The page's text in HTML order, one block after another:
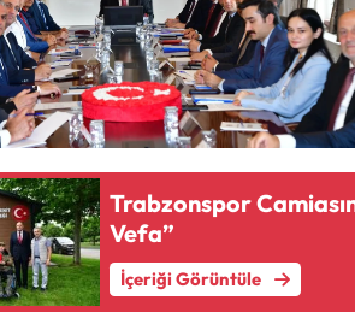
Trabzonspor
Vefa”
İçeriği Görüntüle